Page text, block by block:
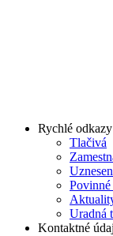
Rychlé odkazy
Tlačivá
Uradná
Kontaktné